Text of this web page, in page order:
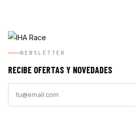
NEWSLETTER
RECIBE OFERTAS Y NOVEDADES